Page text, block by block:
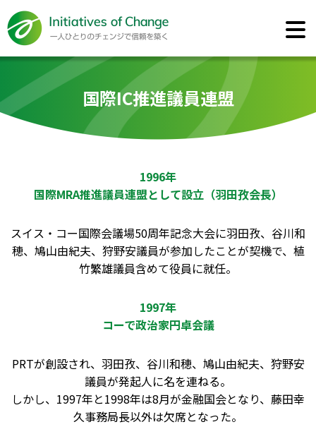
国際IC推進議員連盟
1996年
国際MRA推進議員連盟として設立（羽田孜会長）
スイス・コー国際会議場50周年記念大会に羽田孜、谷川和
穂、鳩山由紀夫、狩野安議員が参加したことが契機で、植
竹繁雄議員含めて役員に就任。
1997年
コーで政治家円卓会議
PRTが創設され、羽田孜、谷川和穂、鳩山由紀夫、狩野安
議員が発起人に名を連ねる。
しかし、1997年と1998年は8月が金融国会となり、藤田幸
久事務局長以外は欠席となった。